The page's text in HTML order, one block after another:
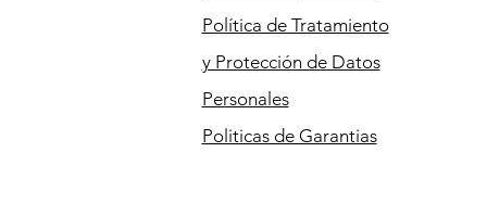
Política de Tratamiento
y Protección de Datos
Personales
Politicas de Garantias